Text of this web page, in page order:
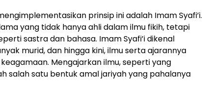
prinsip ini adalah Imam Syafi’i.
yang tidak hanya ahli dalam ilmu fikih, tetapi
sastra dan bahasa. Imam Syafi’i dikenal
murid, dan hingga kini, ilmu serta ajarannya
Mengajarkan ilmu, seperti yang
salah satu bentuk amal jariyah yang pahalanya